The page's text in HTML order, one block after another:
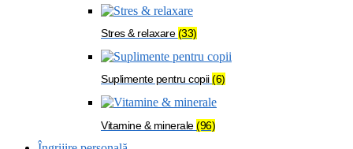
Stres & relaxare(33)
Suplimente pentru copii(6)
Vitamine & minerale(96)